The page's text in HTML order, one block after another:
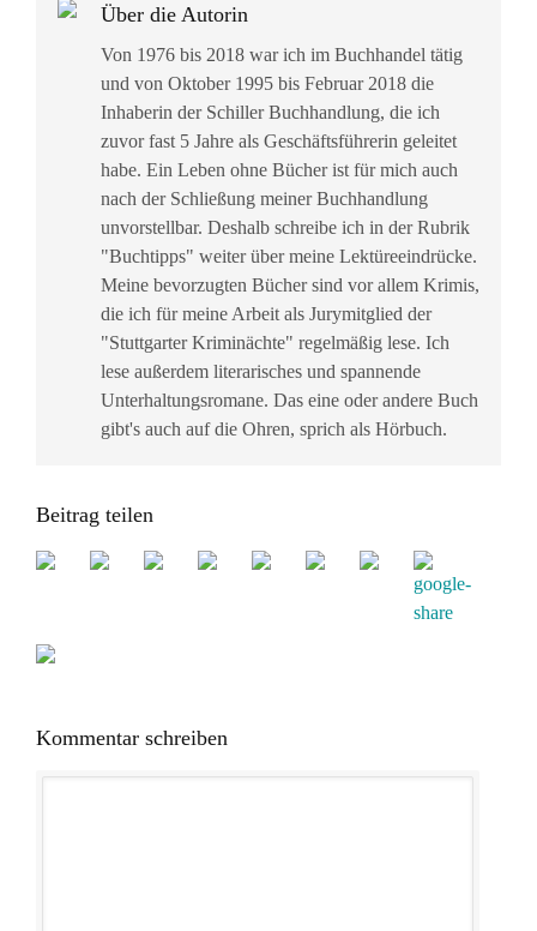
Über die Autorin
Von 1976 bis 2018 war ich im Buchhandel tätig
und von Oktober 1995 bis Februar 2018 die
Inhaberin der Schiller Buchhandlung, die ich
zuvor fast 5 Jahre als Geschäftsführerin geleitet
habe. Ein Leben ohne Bücher ist für mich auch
nach der Schließung meiner Buchhandlung
unvorstellbar. Deshalb schreibe ich in der Rubrik
"Buchtipps" weiter über meine Lektüreeindrücke.
Meine bevorzugten Bücher sind vor allem Krimis,
die ich für meine Arbeit als Jurymitglied der
"Stuttgarter Kriminächte" regelmäßig lese. Ich
lese außerdem literarisches und spannende
Unterhaltungsromane. Das eine oder andere Buch
gibt's auch auf die Ohren, sprich als Hörbuch.
Beitrag teilen
Kommentar schreiben